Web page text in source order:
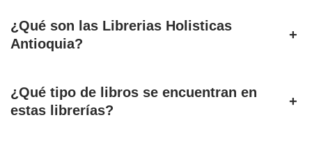
¿Qué son las Librerias Holisticas
Antioquia?
+
¿Qué tipo de libros se encuentran en
estas librerías?
+